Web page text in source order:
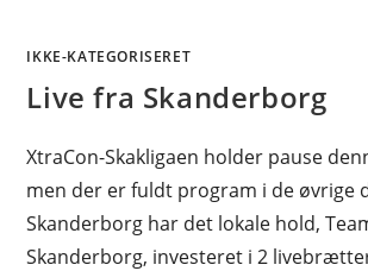
IKKE-KATEGORISERET
Live fra Skanderborg
XtraCon-Skakligaen holder pause
men der er fuldt program i de øvrige
Skanderborg har det lokale hold,
Skanderborg, investeret i 2